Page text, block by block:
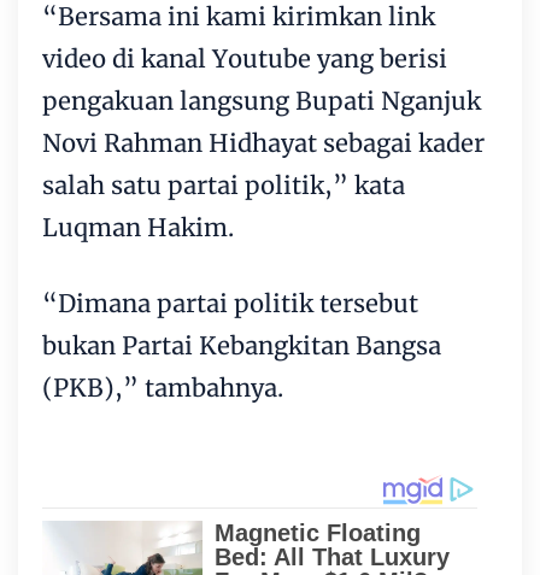
“Bersama ini kami kirimkan link
video di kanal Youtube yang berisi
pengakuan langsung Bupati Nganjuk
Novi Rahman Hidhayat sebagai kader
salah satu partai politik,” kata
Luqman Hakim.
“Dimana partai politik tersebut
bukan Partai Kebangkitan Bangsa
(PKB),” tambahnya.